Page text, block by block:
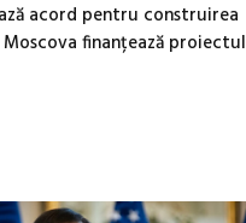
acord pentru construirea
finanțează proiectul